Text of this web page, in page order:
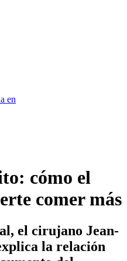
en
cómo el
comer más
el cirujano Jean-
la relación